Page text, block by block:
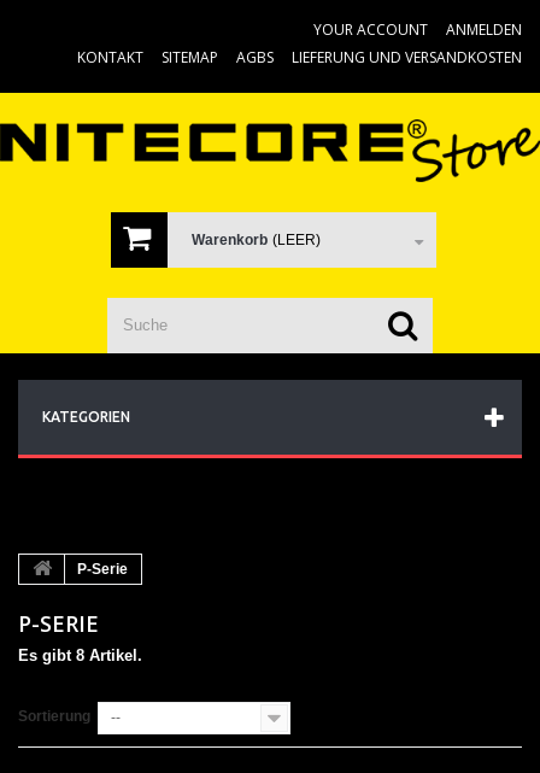
ANMELDEN
YOUR ACCOUNT
KONTAKT
SITEMAP AGBS LIEFERUNG UND VERSANDKOSTEN
Warenkorb (LEER)
KATEGORIEN
P-Serie
P-SERIE
Es gibt 8 Artikel.
Sortierung --